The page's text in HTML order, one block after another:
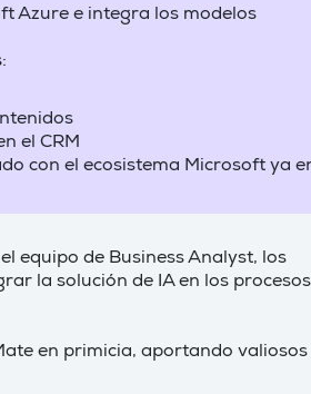
Azure e integra los modelos
:
el CRM
con el ecosistema Microsoft ya
equipo de Business Analyst, los
la solución de IA en los procesos
en primicia, aportando valiosos